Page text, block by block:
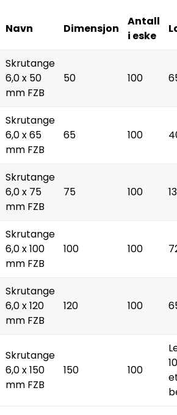
Navn Dimensjon
Antall
i eske
Skrutange
6,0 x 50
mm FZB
50 100
Skrutange
6,0 x 65
mm FZB
65 100
Skrutange
6,0 x 75
mm FZB
75 100
Skrutange
6,0 x 100
mm FZB
100 100
Skrutange
6,0 x 120
mm FZB
120 100
Skrutange
6,0 x 150
mm FZB
150 100